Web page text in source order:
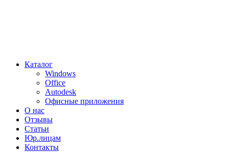
Каталог
Windows
Office
Autodesk
Офисные приложения
О нас
Отзывы
Статьи
Юр.лицам
Контакты